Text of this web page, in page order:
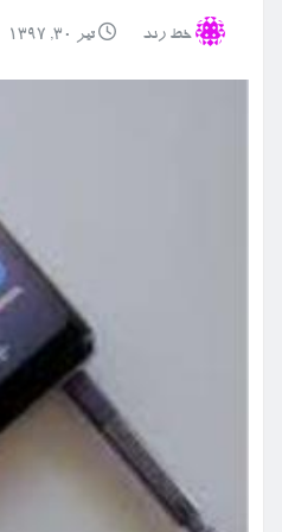
خط رند تیر ۳۰, ۱۳۹۷